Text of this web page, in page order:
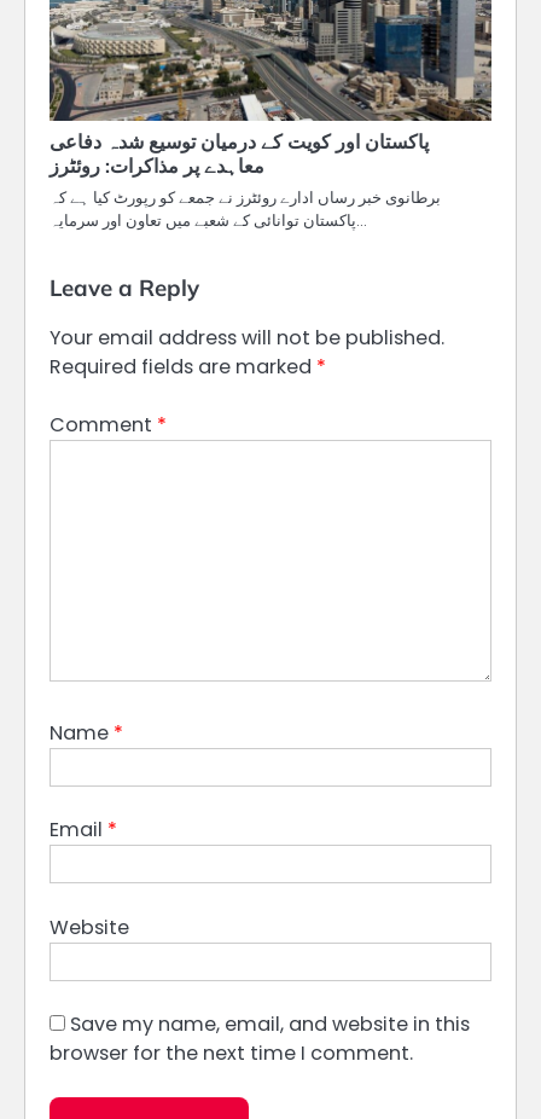
پاکستان اور کویت کے درمیان توسیع شدہ دفاعی
معاہدے پر مذاکرات: روئٹرز
برطانوی خبر رساں ادارے روئٹرز نے جمعے کو رپورٹ کیا ہے کہ
پاکستان توانائی کے شعبے میں تعاون اور سرمایہ…
Leave a Reply
Your email address will not be published.
Required fields are marked *
Comment *
Name *
Email *
Website
Save my name, email, and website in this
browser for the next time I comment.